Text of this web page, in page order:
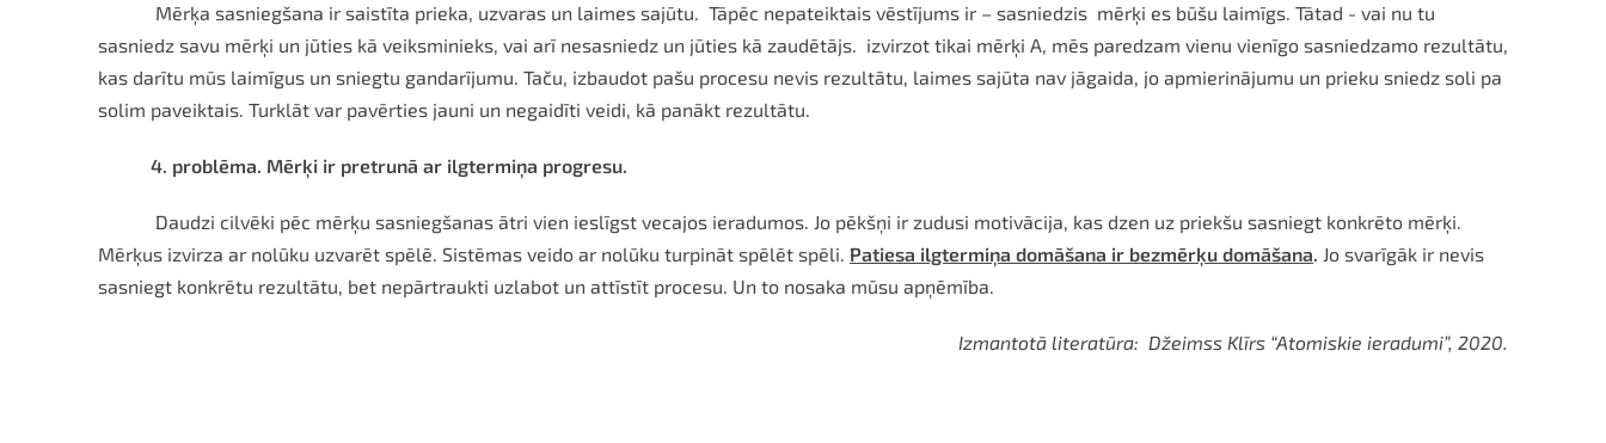
Mērķa sasniegšana ir saistīta prieka, uzvaras un laimes sajūtu. Tāpēc nepateiktais vēstījums ir – sasniedzis mērķi es būšu laimīgs. Tātad - vai nu tu
sasniedz savu mērķi un jūties kā veiksminieks, vai arī nesasniedz un jūties kā zaudētājs. izvirzot tikai mērķi A, mēs paredzam vienu vienīgo sasniedzamo rezultātu,
kas darītu mūs laimīgus un sniegtu gandarījumu. Taču, izbaudot pašu procesu nevis rezultātu, laimes sajūta nav jāgaida, jo apmierinājumu un prieku sniedz soli pa
solim paveiktais. Turklāt var pavērties jauni un negaidīti veidi, kā panākt rezultātu.
4. problēma. Mērķi ir pretrunā ar ilgtermiņa progresu.
Daudzi cilvēki pēc mērķu sasniegšanas ātri vien ieslīgst vecajos ieradumos. Jo pēkšņi ir zudusi motivācija, kas dzen uz priekšu sasniegt konkrēto mērķi.
Mērķus izvirza ar nolūku uzvarēt spēlē. Sistēmas veido ar nolūku turpināt spēlēt spēli. Patiesa ilgtermiņa domāšana ir bezmērķu domāšana. Jo svarīgāk ir nevis
sasniegt konkrētu rezultātu, bet nepārtraukti uzlabot un attīstīt procesu. Un to nosaka mūsu apņēmība.
Izmantotā literatūra: Džeimss Klīrs “Atomiskie ieradumi”, 2020.